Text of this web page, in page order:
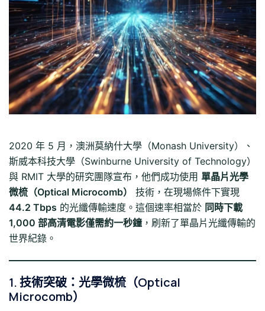
2020 年 5 月，澳洲莫納什大學（Monash University）、
斯威本科技大學（Swinburne University of Technology）
與 RMIT 大學的研究團隊宣布，他們成功使用 單晶片光學
微梳（Optical Microcomb）
技術，在現場條件下實現
44.2 Tbps 的光纖傳輸速度。這個速率相當於 同時下載
1,000 部高清電影僅需約一秒鐘，刷新了單晶片光纖傳輸的
世界紀錄。
1. 技術突破：光學微梳（Optical
Microcomb）